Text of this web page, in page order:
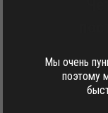
Мы очень
поэтому